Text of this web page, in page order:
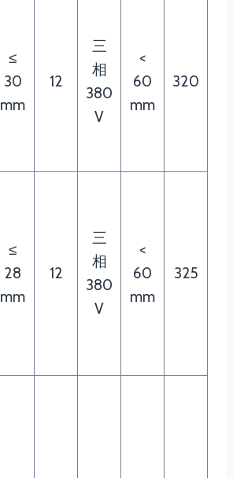
≤
30
mm
12
三
相
380
V
<
60
mm
320
≤
28
mm
12
三
相
380
V
<
60
mm
325